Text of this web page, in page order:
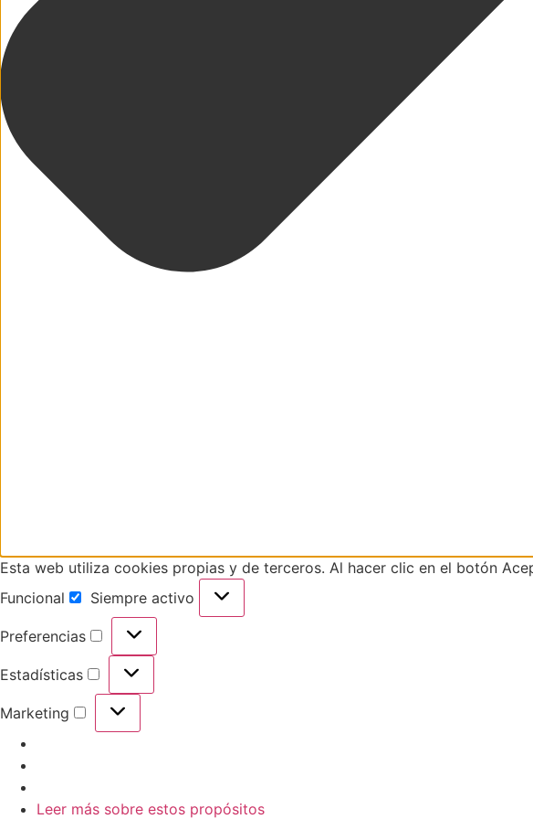
Esta web utiliza cookies propias y de terceros. Al hacer clic en el botón
Funcional
Siempre activo
Preferencias
Estadísticas
Marketing
Leer más sobre estos propósitos